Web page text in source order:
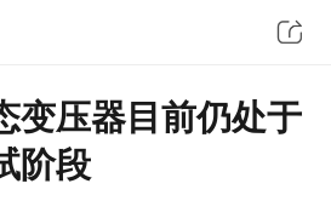
变压器目前仍处于
阶段